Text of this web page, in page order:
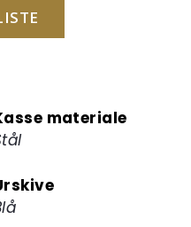
materiale